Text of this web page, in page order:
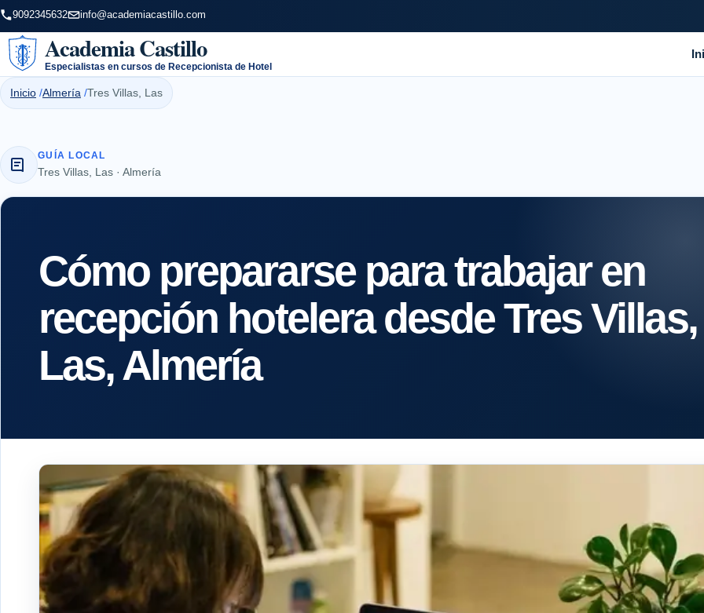
9092345632 info@academiacastillo.com
Academia Castillo
Especialistas en cursos de Recepcionista de Hotel
Inicio Almería Tres Villas, Las
GUÍA LOCAL
Tres Villas, Las · Almería
Cómo prepararse para trabajar en
recepción hotelera desde Tres Villas,
Las, Almería